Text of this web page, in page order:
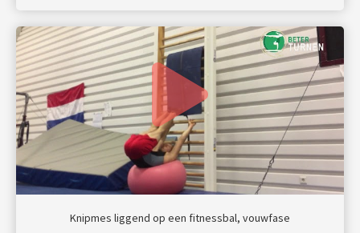
Knipmes liggend op een fitnessbal, vouwfase